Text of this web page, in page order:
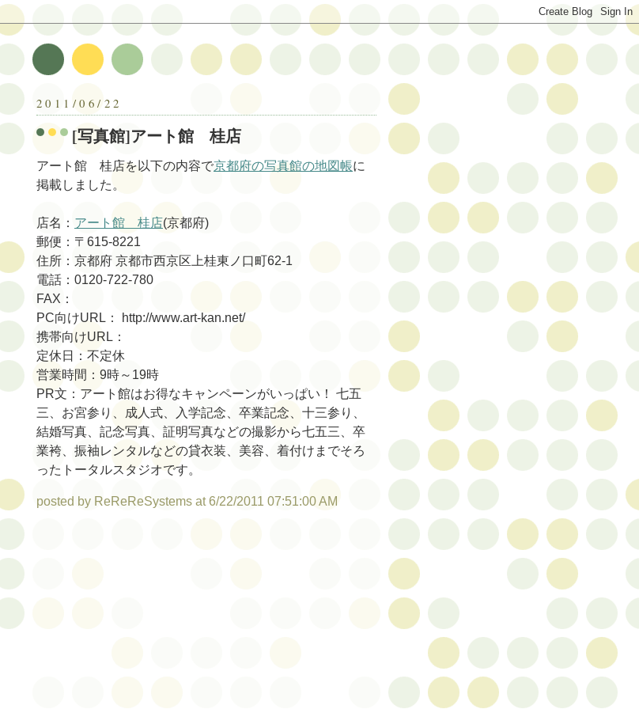
2011/06/22
[写真館]アート館 桂店
アート館 桂店を以下の内容で京都府の写真館の地図帳に
掲載しました。
店名： アート館 桂店(京都府)
郵便：〒615-8221
住所：京都府 京都市西京区上桂東ノ口町62-1
電話：0120-722-780
FAX：
PC向けURL： http://www.art-kan.net/
携帯向けURL：
定休日：不定休
営業時間：9時～19時
PR文：アート館はお得なキャンペーンがいっぱい！ 七五
三、お宮参り、成人式、入学記念、卒業記念、十三参り、
結婚写真、記念写真、証明写真などの撮影から七五三、卒
業袴、振袖レンタルなどの貸衣装、美容、着付けまでそろ
ったトータルスタジオです。
posted by ReReReSystems at 6/22/2011 07:51:00 AM